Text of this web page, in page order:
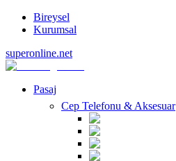
Bireysel
Kurumsal
superonline.net
Pasaj
Cep Telefonu & Aksesuar